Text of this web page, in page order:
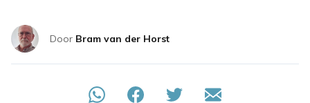
Door Bram van der Horst